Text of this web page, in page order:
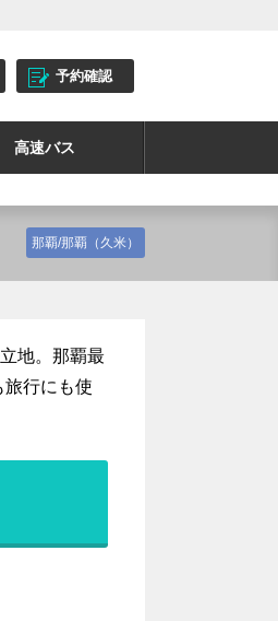
予約確認
高速バス
那覇/那覇（久米）
地。那覇最
行にも使